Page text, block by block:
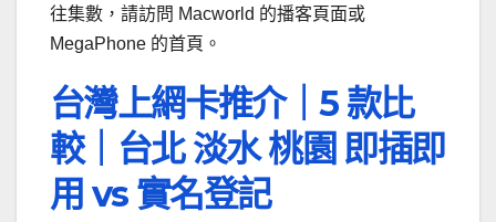
往集數，請訪問 Macworld 的播客頁面或
MegaPhone 的首頁。
台灣上網卡推介｜5 款比
較｜台北 淡水 桃園 即插即
用 vs 實名登記